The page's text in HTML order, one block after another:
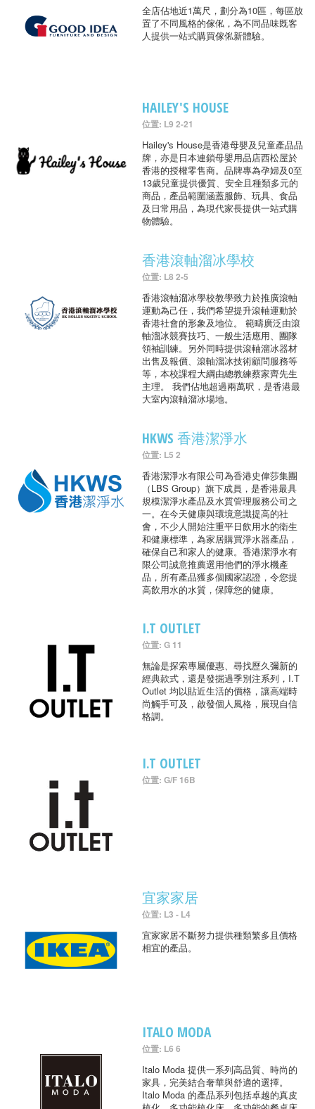
全店佔地近1萬尺，劃分為10區，每區放
置了不同風格的傢俬，為不同品味既客
人提供一站式購買傢俬新體驗。
HAILEY'S HOUSE
位置: L9 2-21
Hailey's House是香港母嬰及兒童產品品
牌，亦是日本連鎖母嬰用品店西松屋於
香港的授權零售商。品牌專為孕婦及0至
13歲兒童提供優質、安全且種類多元的
商品，產品範圍涵蓋服飾、玩具、食品
及日常用品，為現代家長提供一站式購
物體驗。
香港滾軸溜冰學校
位置: L8 2-5
香港滾軸溜冰學校教學致力於推廣滾軸
運動為己任，我們希望提升滾軸運動於
香港社會的形象及地位。 範疇廣泛由滾
軸溜冰競賽技巧、一般生活應用、團隊
領袖訓練。另外同時提供滾軸溜冰器材
出售及報價、滾軸溜冰技術顧問服務等
等，本校課程大綱由總教練蔡家齊先生
主理。 我們佔地超過兩萬呎，是香港最
大室內滾軸溜冰場地。
HKWS 香港潔淨水
位置: L5 2
香港潔淨水有限公司為香港史偉莎集團
（LBS Group）旗下成員，是香港最具
規模潔淨水產品及水質管理服務公司之
一。在今天健康與環境意識提高的社
會，不少人開始注重平日飲用水的衛生
和健康標準，為家居購買淨水器產品，
確保自己和家人的健康。香港潔淨水有
限公司誠意推薦選用他們的淨水機產
品，所有產品獲多個國家認證，令您提
高飲用水的水質，保障您的健康。
I.T OUTLET
位置: G 11
無論是探索專屬優惠、尋找歷久彌新的
經典款式，還是發掘過季別注系列，I.T
Outlet 均以貼近生活的價格，讓高端時
尚觸手可及，啟發個人風格，展現自信
格調。
I.T OUTLET
位置: G/F 16B
宜家家居
位置: L3 - L4
宜家家居不斷努力提供種類繁多且價格
相宜的產品。
ITALO MODA
位置: L6 6
Italo Moda 提供一系列高品質、時尚的
家具，完美結合奢華與舒適的選擇。
Italo Moda 的產品系列包括卓越的真皮